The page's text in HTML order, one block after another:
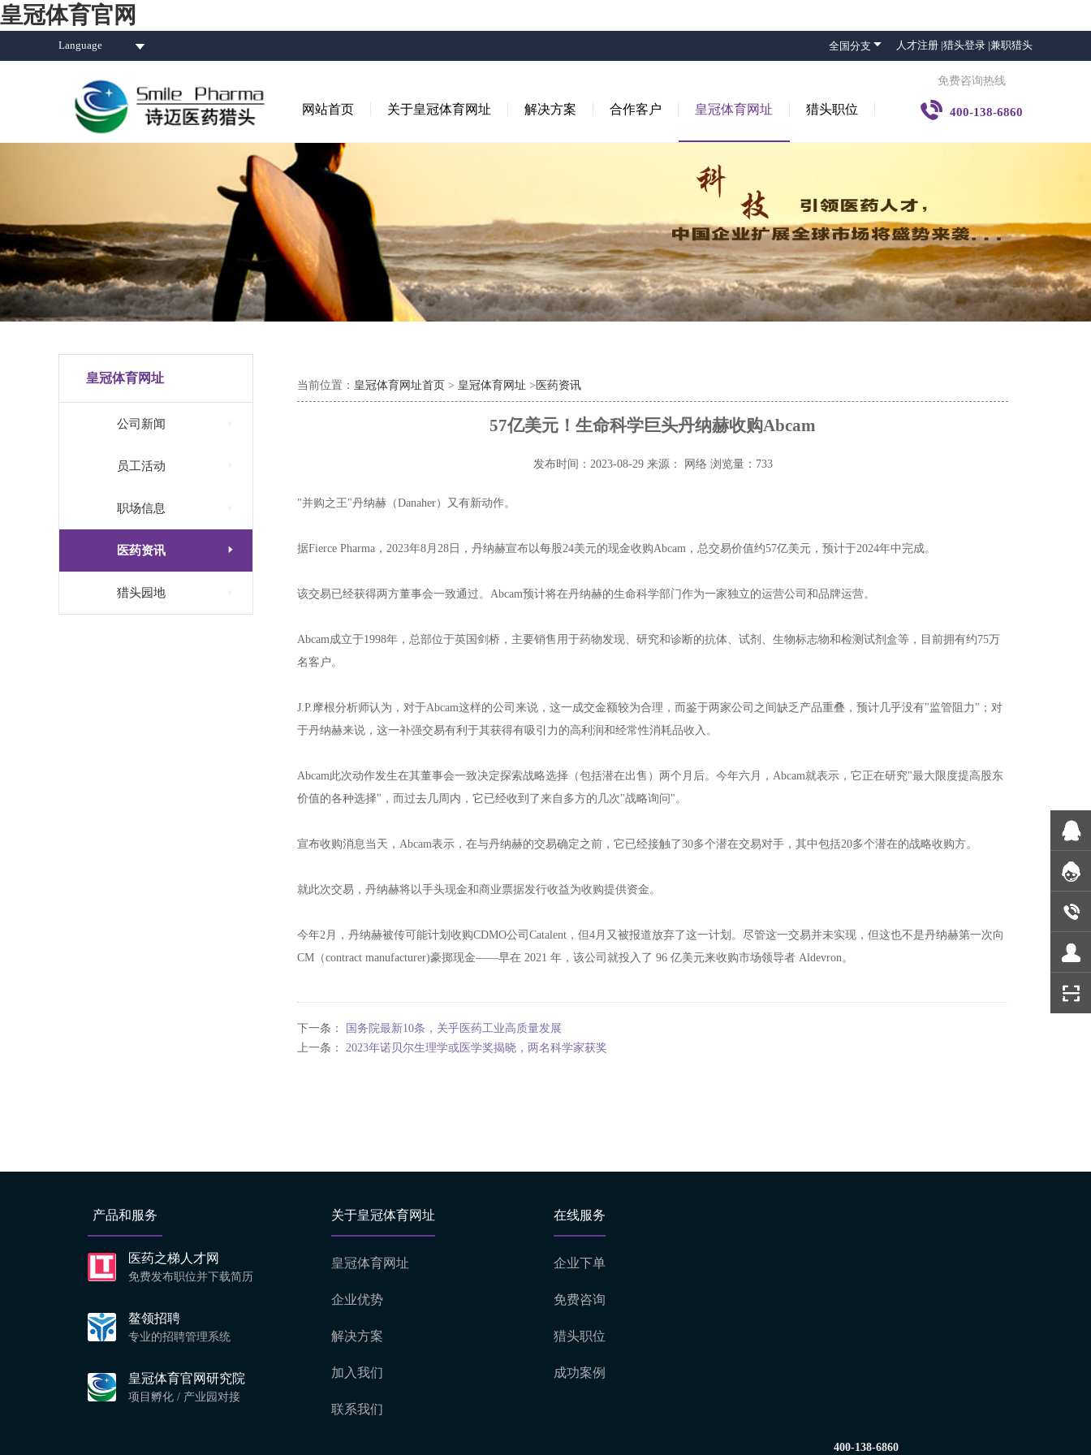
皇冠体育官网
Language 全国分支  人才注册 |猎头登录 |兼职猎头
网站首页 关于皇冠体育网址 解决方案 合作客户 皇冠体育网址 猎头职位
免费咨询热线
 400-138-6860
皇冠体育网址
公司新闻
员工活动
职场信息
医药资讯 
猎头园地
当前位置： 皇冠体育网址首页 > 皇冠体育网址 > 医药资讯
57亿美元！生命科学巨头丹纳赫收购Abcam
发布时间：2023-08-29 来源： 网络 浏览量：733
"并购之王"丹纳赫（Danaher）又有新动作。
据Fierce Pharma，2023年8月28日，丹纳赫宣布以每股24美元的现金收购Abcam，总交易价值约57亿美元，预计于2024年中完成。
该交易已经获得两方董事会一致通过。Abcam预计将在丹纳赫的生命科学部门作为一家独立的运营公司和品牌运营。
Abcam成立于1998年，总部位于英国剑桥，主要销售用于药物发现、研究和诊断的抗体、试剂、生物标志物和检测试剂盒等，目前拥有约75万
名客户。
J.P.摩根分析师认为，对于Abcam这样的公司来说，这一成交金额较为合理，而鉴于两家公司之间缺乏产品重叠，预计几乎没有"监管阻力"；对
于丹纳赫来说，这一补强交易有利于其获得有吸引力的高利润和经常性消耗品收入。
Abcam此次动作发生在其董事会一致决定探索战略选择（包括潜在出售）两个月后。今年六月，Abcam就表示，它正在研究"最大限度提高股东
价值的各种选择"，而过去几周内，它已经收到了来自多方的几次"战略询问"。
宣布收购消息当天，Abcam表示，在与丹纳赫的交易确定之前，它已经接触了30多个潜在交易对手，其中包括20多个潜在的战略收购方。
就此次交易，丹纳赫将以手头现金和商业票据发行收益为收购提供资金。
今年2月，丹纳赫被传可能计划收购CDMO公司Catalent，但4月又被报道放弃了这一计划。尽管这一交易并未实现，但这也不是丹纳赫第一次向
CM（contract manufacturer)豪掷现金——早在 2021 年，该公司就投入了 96 亿美元来收购市场领导者 Aldevron。
下一条：
国务院最新10条，关乎医药工业高质量发展
上一条： 2023年诺贝尔生理学或医学奖揭晓，两名科学家获奖
产品和服务
医药之梯人才网
免费发布职位并下载简历
鳌领招聘
专业的招聘管理系统
皇冠体育官网研究院
项目孵化 / 产业园对接
关于皇冠体育网址
皇冠体育网址
企业优势
解决方案
加入我们
联系我们
在线服务
企业下单
免费咨询
猎头职位
成功案例
400-138-6860